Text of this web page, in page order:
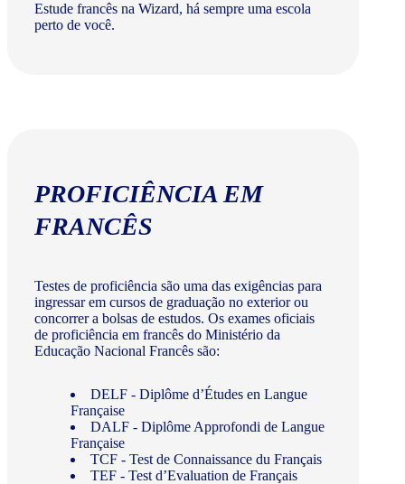
Estude francês na Wizard, há sempre uma escola
perto de você.
PROFICIÊNCIA EM
FRANCÊS
Testes de proficiência são uma das exigências para
ingressar em cursos de graduação no exterior ou
concorrer a bolsas de estudos. Os exames oficiais
de proficiência em francês do Ministério da
Educação Nacional Francês são:
DELF - Diplôme d’Études en Langue
Française
DALF - Diplôme Approfondi de Langue
Française
TCF - Test de Connaissance du Français
TEF - Test d’Evaluation de Français